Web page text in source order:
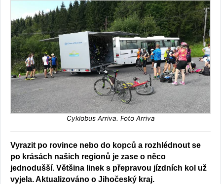
Cyklobus Arriva. Foto Arriva
Vyrazit po rovince nebo do kopců a rozhlédnout se
po krásách našich regionů je zase o něco
jednodušší. Většina linek s přepravou jízdních kol už
vyjela. Aktualizováno o Jihočeský kraj.